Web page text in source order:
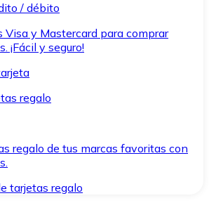
/ débito
Visa y Mastercard para comprar
¡Fácil y seguro!
regalo
regalo de tus marcas favoritas con
tarjetas regalo